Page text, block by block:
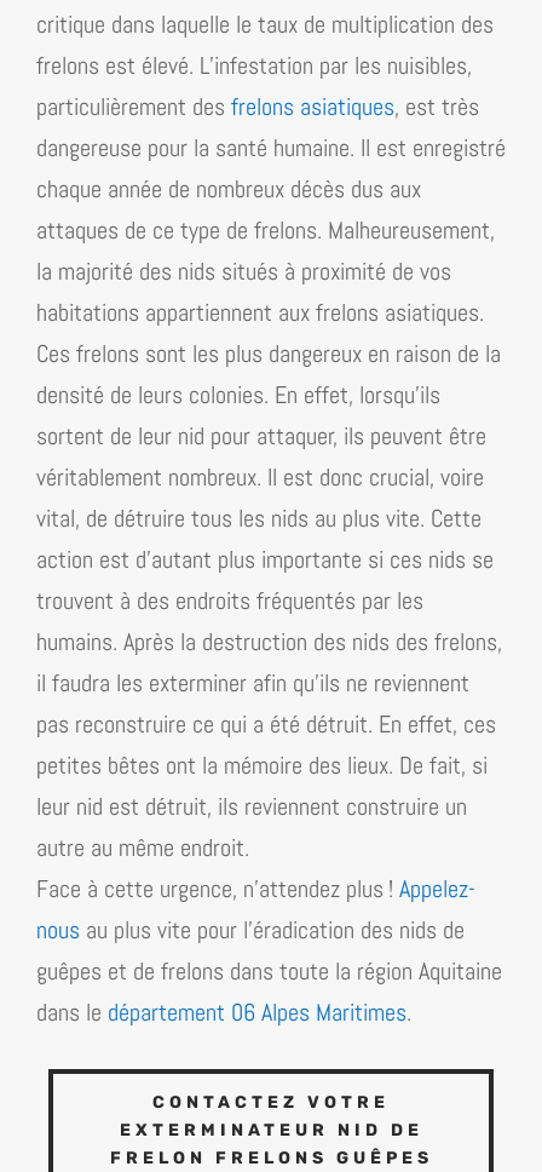
critique dans laquelle le taux de multiplication des
frelons est élevé. L’infestation par les nuisibles,
particulièrement des frelons asiatiques, est très
dangereuse pour la santé humaine. Il est enregistré
chaque année de nombreux décès dus aux
attaques de ce type de frelons. Malheureusement,
la majorité des nids situés à proximité de vos
habitations appartiennent aux frelons asiatiques.
Ces frelons sont les plus dangereux en raison de la
densité de leurs colonies. En effet, lorsqu’ils
sortent de leur nid pour attaquer, ils peuvent être
véritablement nombreux. Il est donc crucial, voire
vital, de détruire tous les nids au plus vite. Cette
action est d’autant plus importante si ces nids se
trouvent à des endroits fréquentés par les
humains. Après la destruction des nids des frelons,
il faudra les exterminer afin qu’ils ne reviennent
pas reconstruire ce qui a été détruit. En effet, ces
petites bêtes ont la mémoire des lieux. De fait, si
leur nid est détruit, ils reviennent construire un
autre au même endroit.
Face à cette urgence, n’attendez plus ! Appelez-
nous au plus vite pour l’éradication des nids de
guêpes et de frelons dans toute la région Aquitaine
dans le département 06 Alpes Maritimes.
CONTACTEZ VOTRE
EXTERMINATEUR NID DE
FRELON FRELONS GUÊPES